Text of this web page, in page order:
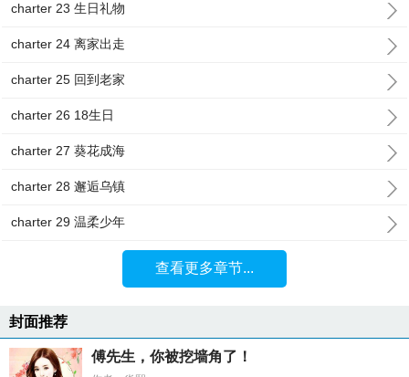
charter 23 生日礼物
charter 24 离家出走
charter 25 回到老家
charter 26 18生日
charter 27 葵花成海
charter 28 邂逅乌镇
charter 29 温柔少年
查看更多章节...
封面推荐
傅先生，你被挖墙角了！